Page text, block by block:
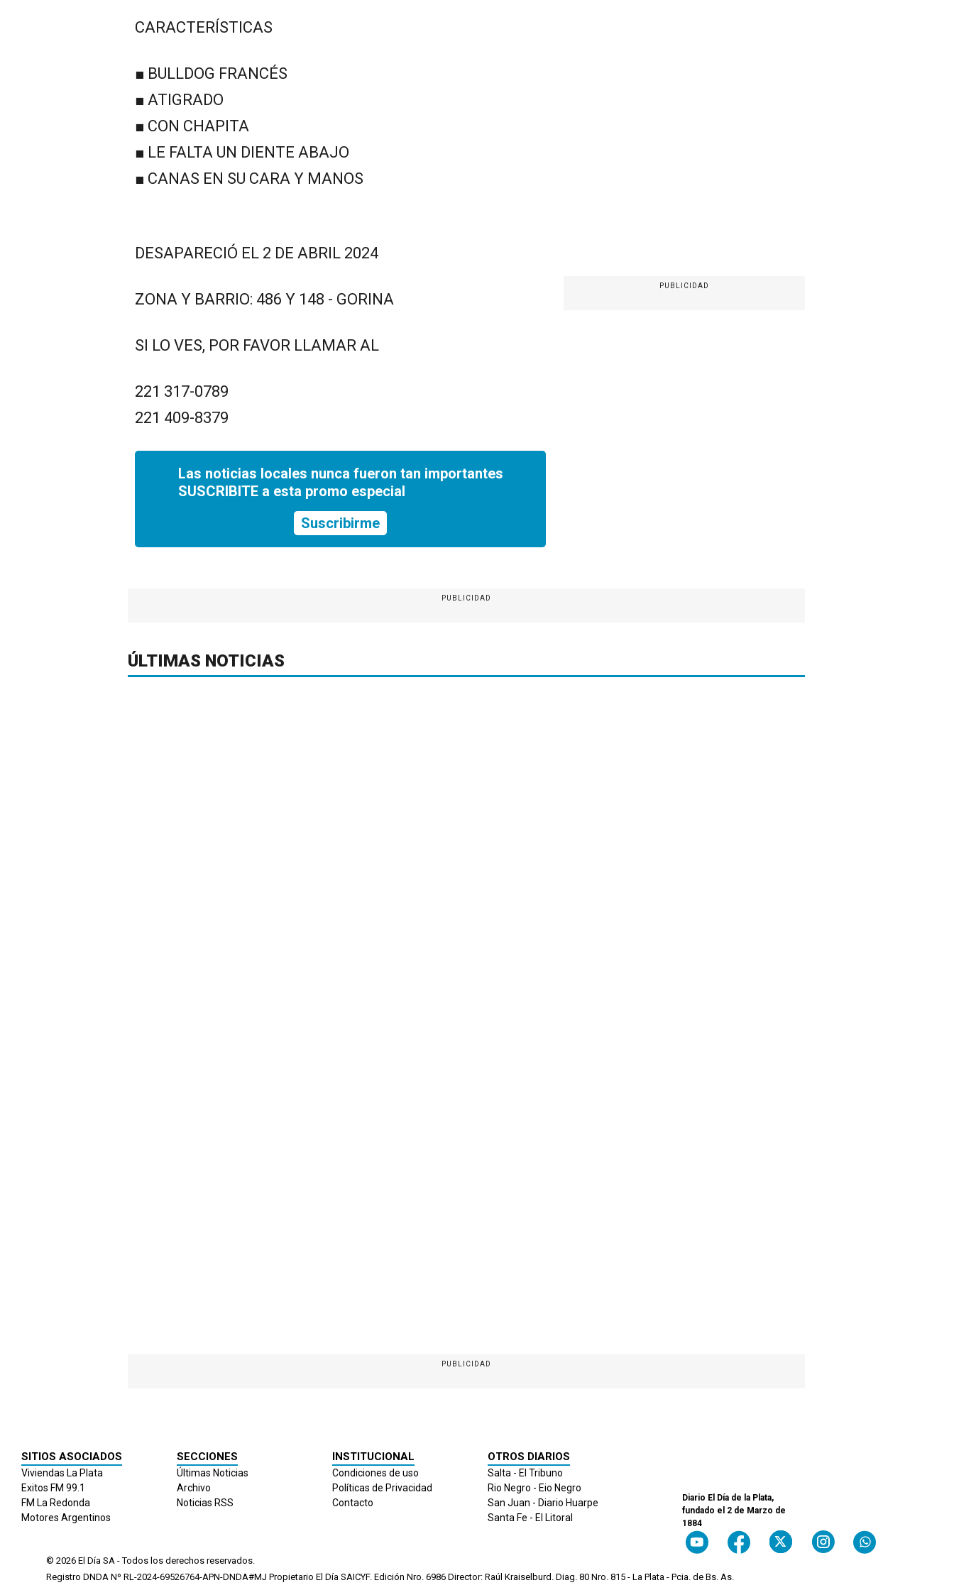
CARACTERÍSTICAS
■ BULLDOG FRANCÉS
■ ATIGRADO
■ CON CHAPITA
■ LE FALTA UN DIENTE ABAJO
■ CANAS EN SU CARA Y MANOS
DESAPARECIÓ EL 2 DE ABRIL 2024
ZONA Y BARRIO: 486 Y 148 - GORINA
SI LO VES, POR FAVOR LLAMAR AL
221 317-0789
221 409-8379
Las noticias locales nunca fueron tan importantes
SUSCRIBITE a esta promo especial
Suscribirme
PUBLICIDAD
PUBLICIDAD
ÚLTIMAS NOTICIAS
PUBLICIDAD
Diario El Día de la Plata,
fundado el 2 de Marzo de
1884
SITIOS ASOCIADOS
Viviendas La Plata
Exitos FM 99.1
FM La Redonda
Motores Argentinos
SECCIONES
Últimas Noticias
Archivo
Noticias RSS
INSTITUCIONAL
Condiciones de uso
Políticas de Privacidad
Contacto
OTROS DIARIOS
Salta - El Tribuno
Rio Negro - Eio Negro
San Juan - Diario Huarpe
Santa Fe - El Litoral
© 2026 El Día SA - Todos los derechos reservados.
Registro DNDA Nº RL-2024-69526764-APN-DNDA#MJ Propietario El Día SAICYF. Edición Nro. 6986 Director: Raúl Kraiselburd. Diag. 80 Nro. 815 - La Plata - Pcia. de Bs. As.